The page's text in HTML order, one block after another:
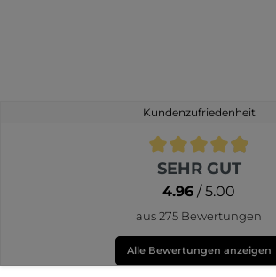
Kundenzufriedenheit
Durchschnittliche Bewertung von 4.9 von 5 Sternen
SEHR GUT
4.96 / 5.00
aus 275 Bewertungen
Alle Bewertungen anzeigen